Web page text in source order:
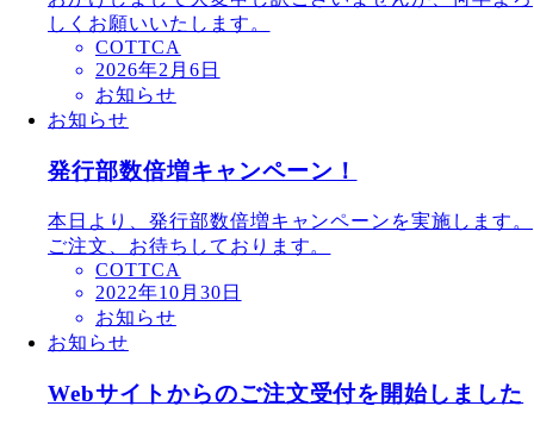
しくお願いいたします。
COTTCA
2026年2月6日
お知らせ
お知らせ
発行部数倍増キャンペーン！
本日より、発行部数倍増キャンペーンを実施します。
ご注文、お待ちしております。
COTTCA
2022年10月30日
お知らせ
お知らせ
Webサイトからのご注文受付を開始しました